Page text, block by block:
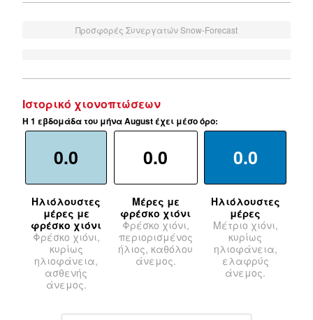
Προσφορές Συνεργατών Snow-Forecast
Ιστορικό χιονοπτώσεων
Η 1 εβδομάδα του μήνα August έχει μέσο όρο:
0.0
Ηλιόλουστες
μέρες με
φρέσκο χιόνι
Φρέσκο χιόνι,
κυρίως
ηλιοφάνεια,
ασθενής
άνεμος.
0.0
Μέρες με
φρέσκο χιόνι
Φρέσκο χιόνι,
περιορισμένος
ήλιος, καθόλου
άνεμος.
0.0
Ηλιόλουστες
μέρες
Μέτριο χιόνι,
κυρίως
ηλιοφάνεια,
ελαφρύς
άνεμος.